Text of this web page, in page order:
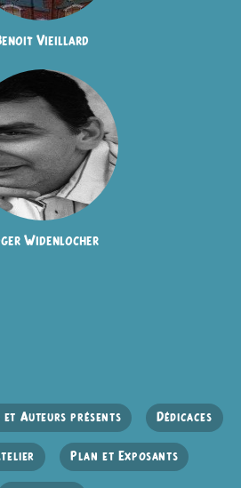
Vieillard
Widenlocher
et Auteurs présents Dédicaces
Plan et Exposants